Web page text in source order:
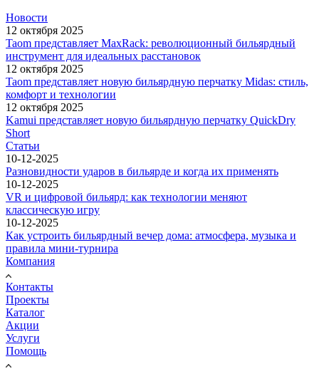
Новости
12 октября 2025
Taom представляет MaxRack: революционный бильярдный
инструмент для идеальных расстановок
12 октября 2025
Taom представляет новую бильярдную перчатку Midas: стиль,
комфорт и технологии
12 октября 2025
Kamui представляет новую бильярдную перчатку QuickDry
Short
Статьи
10-12-2025
Разновидности ударов в бильярде и когда их применять
10-12-2025
VR и цифровой бильярд: как технологии меняют
классическую игру
10-12-2025
Как устроить бильярдный вечер дома: атмосфера, музыка и
правила мини-турнира
Компания
Контакты
Проекты
Каталог
Акции
Услуги
Помощь